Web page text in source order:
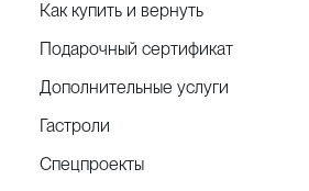
Студенты 2-го курса
Петер Гертель (1817—1899)
Pas de deux из балета
Хореография Александра
Как купить и вернуть
Подарочный сертификат
Дополнительные услуги
Гастроли
Спецпроекты